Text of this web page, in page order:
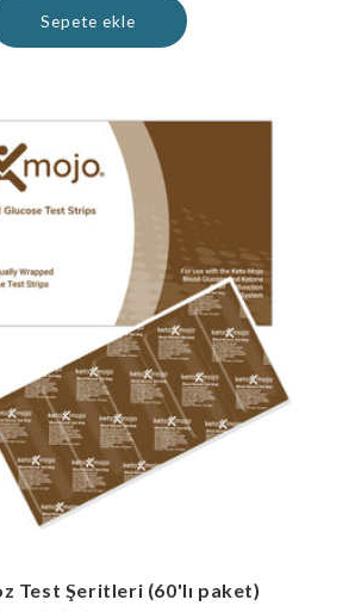
Sepete ekle
Test Şeritleri (60'lı paket)